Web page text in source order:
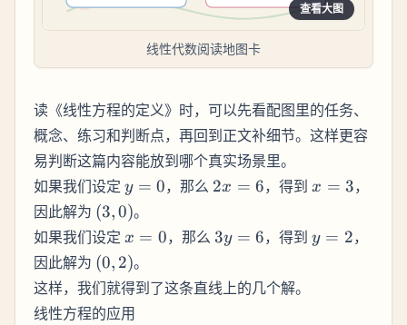
查看大图
线性代数阅读地图卡
读《线性方程的定义》时，可以先看配图里的任务、
概念、练习和判断点，再回到正文补细节。这样更容
易判断这篇内容能放到哪个真实场景里。
如果我们设定y
=
0
y = 0，那么 2x
6
2x = 6，得到x
x = 3，
因此解为 (3,
0)
(3,0)。
如果我们设定 x
=
0
x = 0，那么 3y
6
3y = 6，得到y
y = 2，
因此解为 (0,
2)
(0, 2)。
这样，我们就得到了这条直线上的几个解。
线性方程的应用